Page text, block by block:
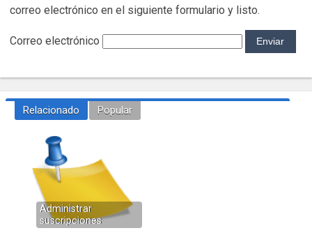
correo electrónico en el siguiente formulario y listo.
Correo electrónico
Relacionado Popular
Administrar
suscripciones